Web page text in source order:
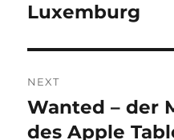
post:
Luxemburg
NEXT
Next
post:
Wanted – der
des Apple